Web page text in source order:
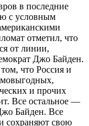
в последние
с условным
отметил, что
от линии,
Джо Байден.
что Россия и
и прочих
Все остальное —
Байден. Все
сохраняют свою